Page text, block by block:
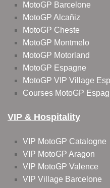
MotoGP Barcelone
MotoGP Alcañiz
MotoGP Cheste
MotoGP Montmelo
MotoGP Motorland
MotoGP Espagne
MotoGP VIP Village
Courses MotoGP
VIP & Hospitality
VIP MotoGP Catalogne
VIP MotoGP Aragon
VIP MotoGP Valence
VIP Village Barcelone